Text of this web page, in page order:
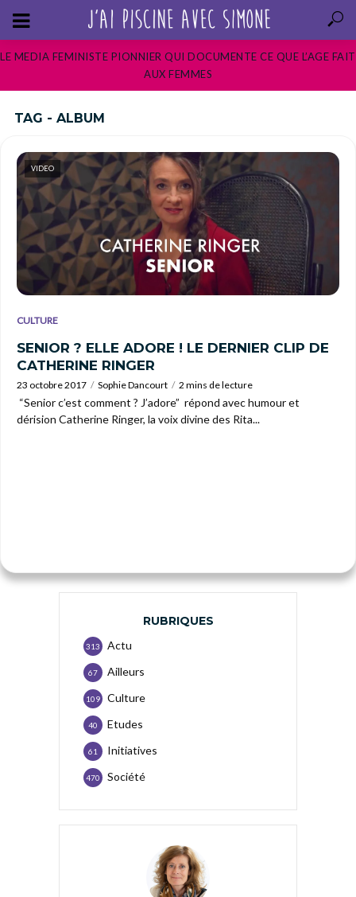
LE MEDIA FEMINISTE PIONNIER QUI DOCUMENTE CE QUE L’AGE FAIT
AUX FEMMES
TAG - ALBUM
VIDEO
CULTURE
SENIOR ? ELLE ADORE ! LE DERNIER CLIP DE
CATHERINE RINGER
23 octobre 2017 Sophie Dancourt 2 mins de lecture
“Senior c’est comment ? J’adore” répond avec humour et
dérision Catherine Ringer, la voix divine des Rita...
RUBRIQUES
Actu
313
Ailleurs
67
Culture
109
Etudes
40
Initiatives
61
Société
470